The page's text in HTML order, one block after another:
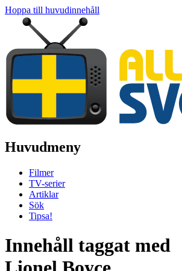
Hoppa till huvudinnehåll
Huvudmeny
Filmer
TV-serier
Artiklar
Sök
Tipsa!
Innehåll taggat med